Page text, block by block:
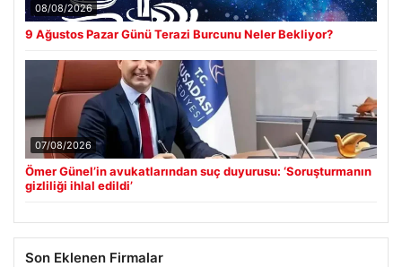
08/08/2026
9 Ağustos Pazar Günü Terazi Burcunu Neler Bekliyor?
07/08/2026
Ömer Günel’in avukatlarından suç duyurusu: ‘Soruşturmanın
gizliliği ihlal edildi’
Son Eklenen Firmalar